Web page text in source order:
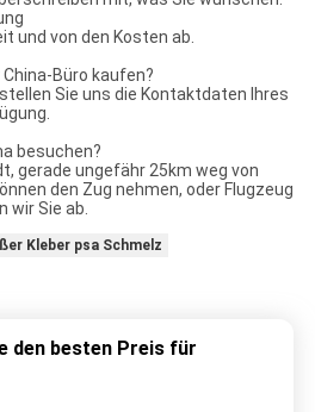
und von den Kosten ab.
Büro kaufen?
Sie uns die Kontaktdaten Ihres
besuchen?
gerade ungefähr 25km weg von
den Zug nehmen, oder Flugzeug
wir Sie ab.
Kleber psa Schmelz
den besten Preis für